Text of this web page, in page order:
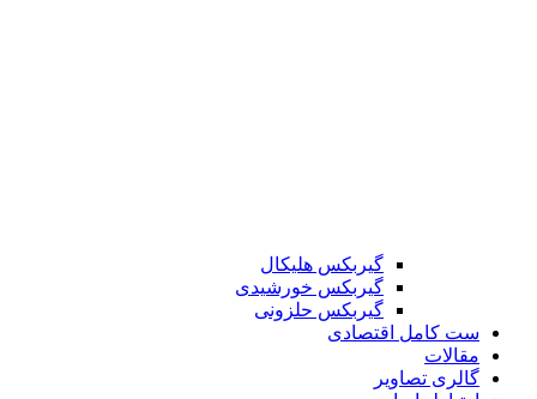
گیربکس هلیکال
گیربکس خورشیدی
گیربکس حلزونی
ست کامل اقتصادی
مقالات
گالری تصاویر